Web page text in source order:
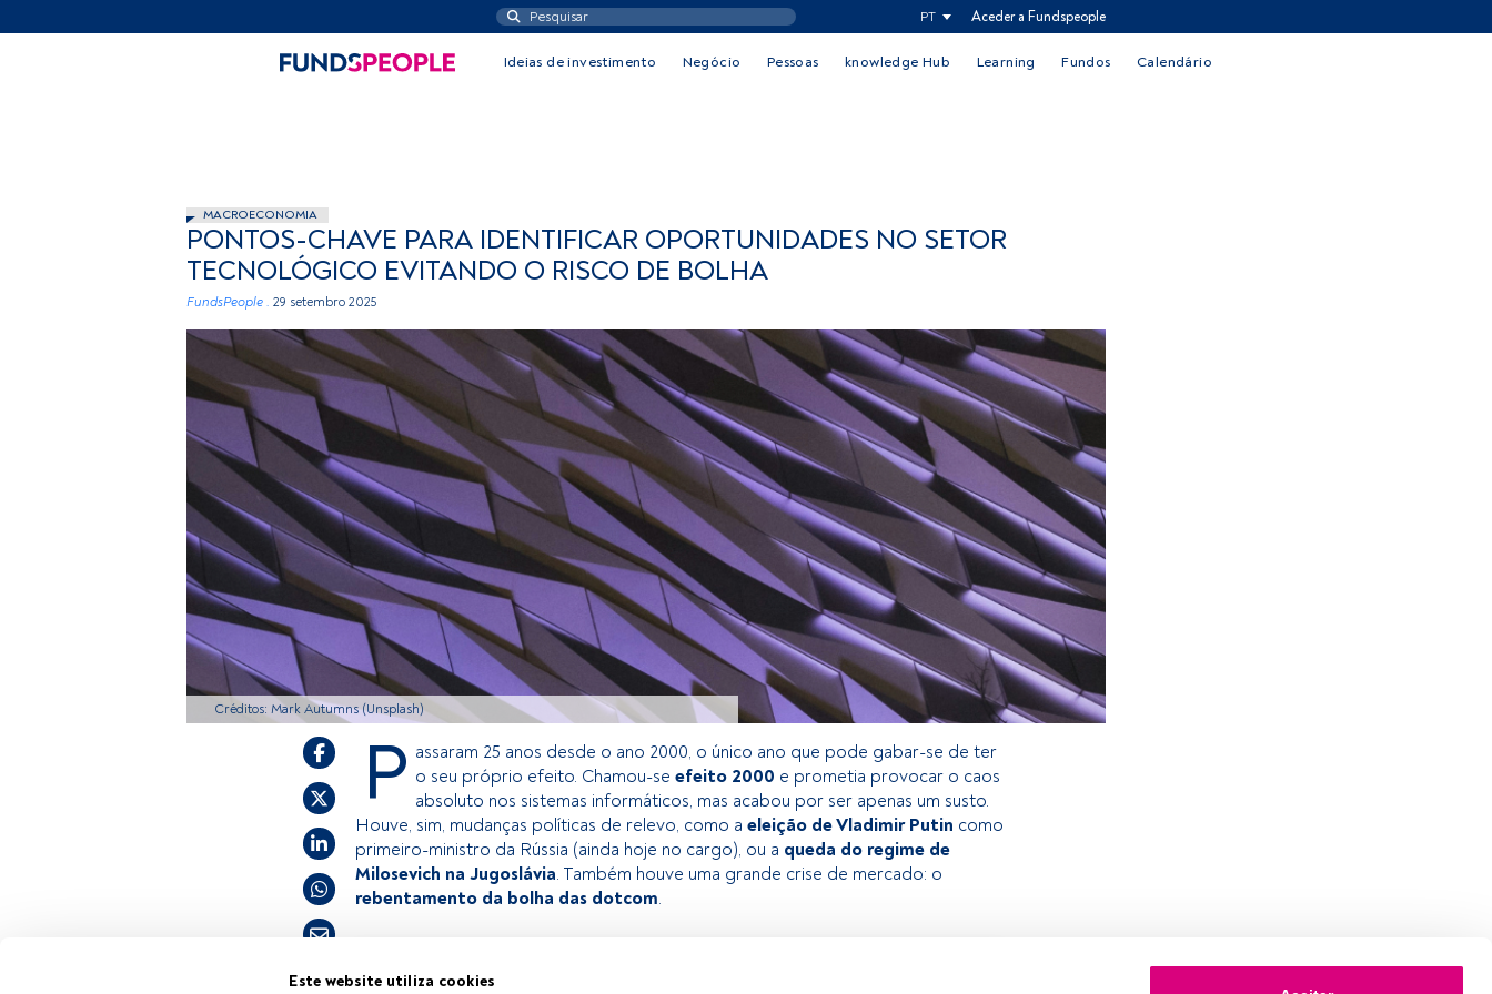
Este website utiliza cookies
PT Aceder a Fundspeople
Ideias de investimento Negócio Pessoas knowledge Hub Learning Fundos Calendário
MACROECONOMIA
PONTOS-CHAVE PARA IDENTIFICAR OPORTUNIDADES NO SETOR
TECNOLÓGICO EVITANDO O RISCO DE BOLHA
FundsPeople . 29 setembro 2025
Créditos: Mark Autumns (Unsplash)
P assaram 25 anos desde o ano 2000, o único ano que pode gabar-se de ter
o seu próprio efeito. Chamou-se efeito 2000 e prometia provocar o caos
absoluto nos sistemas informáticos, mas acabou por ser apenas um susto.
Houve, sim, mudanças políticas de relevo, como a eleição de Vladimir Putin como
primeiro-ministro da Rússia (ainda hoje no cargo), ou a queda do regime de
Milosevich na Jugoslávia. Também houve uma grande crise de mercado: o
rebentamento da bolha das dotcom.
Este é um artigo exclusivo para os utilizadores registados da FundsPeople. Se já